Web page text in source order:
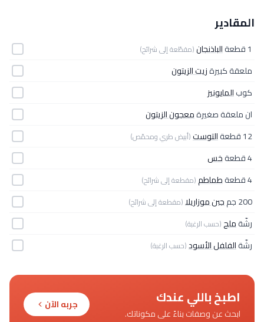
المقادير
1 قطعة الباذنجان(مقطّعة إلى شرائح)
ملعقة كبيرةزيت الزيتون
كوبالمايونيز
ان ملعقة صغيرةمعجون الزيتون
12 قطعة
التوست(أبيض طري ومحمّص)
4 قطعة
خس
4 قطعة
طماطم(مقطعة إلى شرائح)
200 جم جبن موزاريلا(مقطعة إلى شرائح)
رشّةملح(حسب الرغبة)
رشّةالفلفل الأسود(حسب الرغبة)
اطبخ باللي عندك
ابحث عن وصفات بناءً على مكوناتك.
جربه الآن